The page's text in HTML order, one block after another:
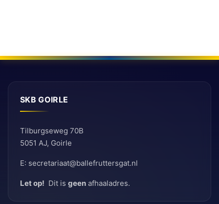
SKB GOIRLE
Tilburgseweg 70B
5051 AJ, Goirle
E: secretariaat@ballefruttersgat.nl
Let op! Dit is geen afhaaladres.